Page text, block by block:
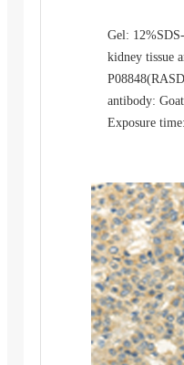
Gel:
kidney tissue
antibody:
Exposure